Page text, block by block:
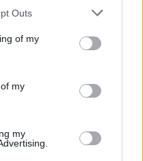
one or more Google
You may click to
its third-party tags to
in below Google
Outs
of my
my
my
indul a Sárik Péter